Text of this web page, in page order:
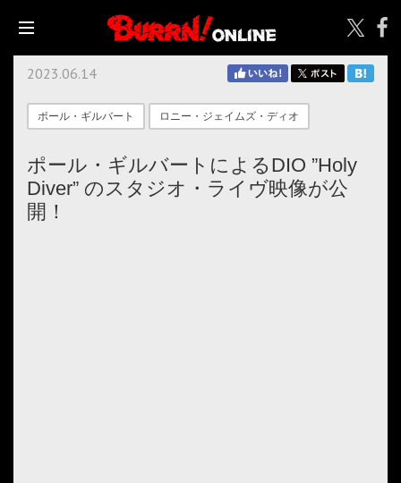
2023.06.14
ポール・ギルバート ロニー・ジェイムズ・ディオ
ポール・ギルバートによるDIO ”Holy
Diver” のスタジオ・ライヴ映像が公
開！